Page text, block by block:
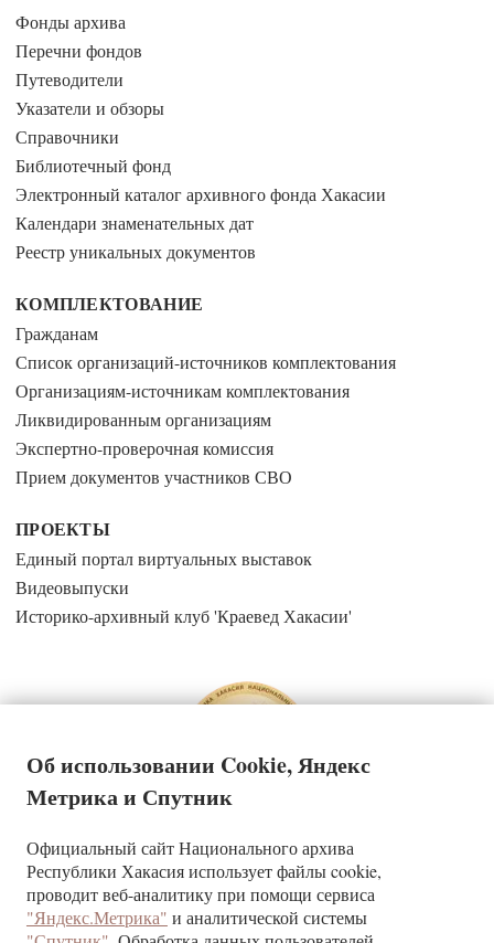
Фонды архива
Перечни фондов
Путеводители
Указатели и обзоры
Справочники
Библиотечный фонд
Электронный каталог архивного фонда Хакасии
Календари знаменательных дат
Реестр уникальных документов
КОМПЛЕКТОВАНИЕ
Гражданам
Список организаций-источников комплектования
Организациям-источникам комплектования
Ликвидированным организациям
Экспертно-проверочная комиссия
Прием документов участников СВО
ПРОЕКТЫ
Единый портал виртуальных выставок
Видеовыпуски
Историко-архивный клуб 'Краевед Хакасии'
Государственное казенное учреждение Республики Хакасия
«Национальный архив»
КОНТАКТЫ
Об использовании Cookie, Яндекс
Метрика и Спутник
Официальный сайт Национального архива
Республики Хакасия использует файлы cookie,
проводит веб-аналитику при помощи сервиса
"Яндекс.Метрика" и аналитической системы